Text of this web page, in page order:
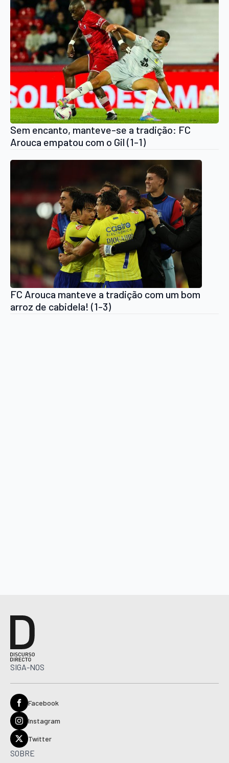
Sem encanto, manteve-se a tradição: FC
Arouca empatou com o Gil (1-1)
FC Arouca manteve a tradição com um bom
arroz de cabidela! (1-3)
SIGA-NOS
Facebook
Instagram
Twitter
SOBRE